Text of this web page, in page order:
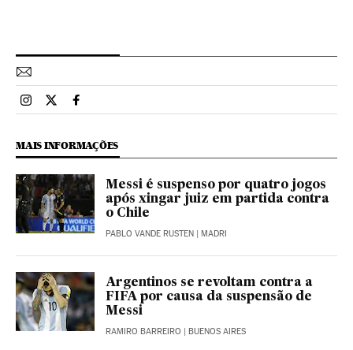
Esportes El País Brasil en Instagram
Esportes El País Brasil en Twitter
Esportes El País Brasil en Facebook
MAIS INFORMAÇÕES
Messi é suspenso por quatro jogos
após xingar juiz em partida contra
o Chile
PABLO VANDE RUSTEN | MADRI
Argentinos se revoltam contra a
FIFA por causa da suspensão de
Messi
RAMIRO BARREIRO | BUENOS AIRES